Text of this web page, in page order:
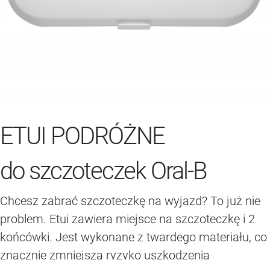
ETUI PODRÓŻNE
do szczoteczek Oral-B
Chcesz zabrać szczoteczkę na wyjazd? To już nie
problem. Etui zawiera miejsce na szczoteczkę i 2
końcówki. Jest wykonane z twardego materiału, co
znacznie zmniejsza ryzyko uszkodzenia